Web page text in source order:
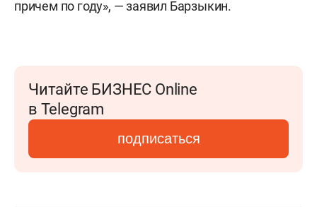
причем по году», — заявил Барзыкин.
Читайте БИЗНЕС Online
в Telegram
подписаться